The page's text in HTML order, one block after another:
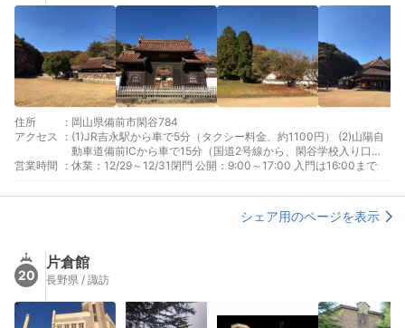
住所 : 岡山県備前市閑谷784
アクセス
: (1)JR吉永駅から車で5分（タクシー料金、約1100円） (2)山陽自
動車道備前ICから車で15分（国道2号線から、閑谷学校入り口交
差点を右折約7分） (3)山陽自動車道和気ICから車で20分（国道
分）
営業時間 : 休業：12/29～12/31閉門 公開：9:00～17:00 入門は16:00まで
シェア用のページを表示
20
片倉館
長野県 / 諏訪